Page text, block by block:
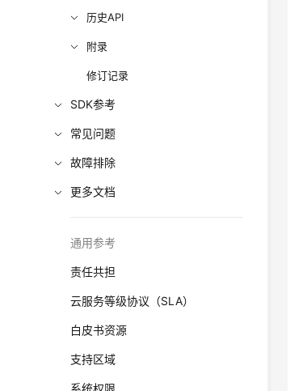
历史API
附录
修订记录
SDK参考
常见问题
故障排除
更多文档
通用参考
责任共担
云服务等级协议（SLA）
白皮书资源
支持区域
系统权限